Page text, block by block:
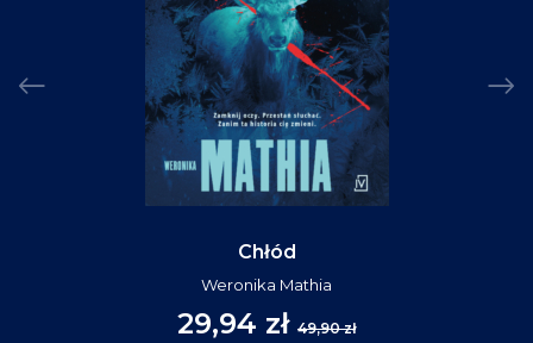
Chłód
Weronika Mathia
29,94 zł 49,90 zł